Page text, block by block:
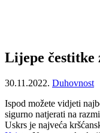
Lijepe čestitke
30.11.2022. Duhovnost
Ispod možete vidjeti
sigurno natjerati na
Uskrs je najveća